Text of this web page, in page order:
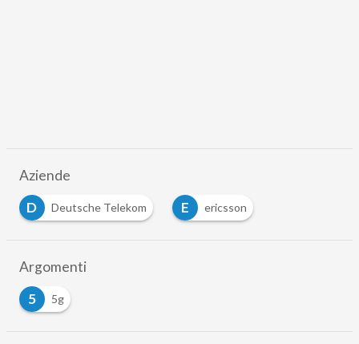
Aziende
D
Deutsche Telekom E
ericsson
Argomenti
5
5g